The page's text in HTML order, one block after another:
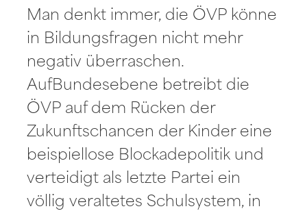
Man denkt immer, die ÖVP könne
in Bildungsfragen nicht mehr
negativ überraschen.
AufBundesebene betreibt die
ÖVP auf dem Rücken der
Zukunftschancen der Kinder eine
beispiellose Blockadepolitik und
verteidigt als letzte Partei ein
völlig veraltetes Schulsystem, in